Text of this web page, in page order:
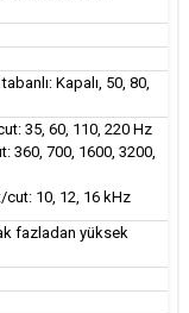
Kapalı, 50, 80,
35, 60, 110, 220 Hz
360, 700, 1600, 3200,
10, 12, 16 kHz
fazladan yüksek